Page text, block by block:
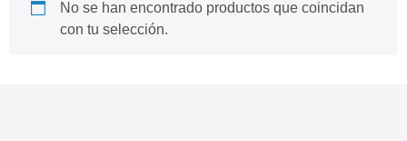
No se han encontrado productos que coincidan
con tu selección.